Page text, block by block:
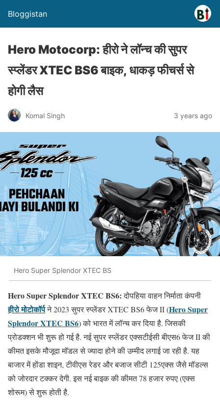
Bloggistan
Hero Motocorp: हीरो ने लॉन्च की सुपर
स्प्लेंडर XTEC BS6 बाइक, धाकड़ फीचर्स से
होगी लैस
Komal Singh 3 years ago
Hero Super Splendor XTEC BS
Hero Super Splendor XTEC BS6:दोपहिया वाहन निर्माता कंपनी
हीरो मोटोकॉर्पने 2023 सुपर स्प्लेंडर XTEC BS6 फेज II (Hero Super
Splendor XTEC BS6) को भारत में लॉन्च कर दिया है. जिसकी
प्रोडक्शन भी शुरू हो गई है. नई सुपर स्प्लेंडर एक्सटीईसी बीएस6 फेज II की
कीमत इसके मौजूदा मॉडल से ज्यादा होने की उम्मीद लगाई जा रही है. यह
बाजार में होंडा शाइन, टीवीएस रेडर और बजाज सीटी 125एक्स जैसे मॉडल्स
को जोरदार टक्कर देगी. इस नई बाइक की कीमत 78 हजार रुपए (एक्स
शोरूम) से शुरू होती है.